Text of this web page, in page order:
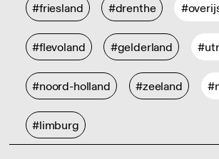
#friesland #drenthe
#flevoland #gelderland
#noord-holland #zeeland
#limburg